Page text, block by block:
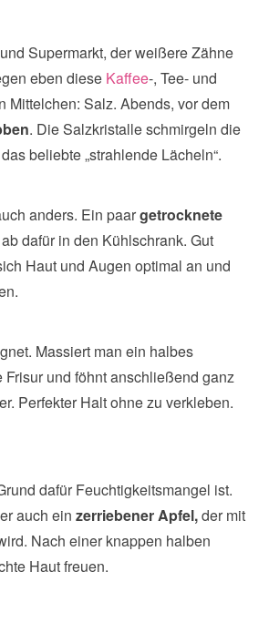
Supermarkt, der weißere Zähne
eben diese Kaffee-, Tee- und
Mittelchen: Salz. Abends, vor dem
. Die Salzkristalle schmirgeln die
beliebte „strahlende Lächeln“.
anders. Ein paargetrocknete
dafür in den Kühlschrank. Gut
Haut und Augen optimal an und
Massiert man ein halbes
und föhnt anschließend ganz
Perfekter Halt ohne zu verkleben.
dafür Feuchtigkeitsmangel ist.
auch ein zerriebener Apfel,der mit
Nach einer knappen halben
Haut freuen.